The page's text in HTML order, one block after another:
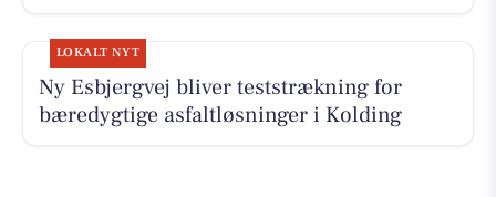
LOKALT NYT
Ny Esbjergvej bliver teststrækning for
bæredygtige asfaltløsninger i Kolding